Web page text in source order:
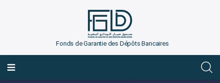
Fonds de Garantie des Dépôts Bancaires